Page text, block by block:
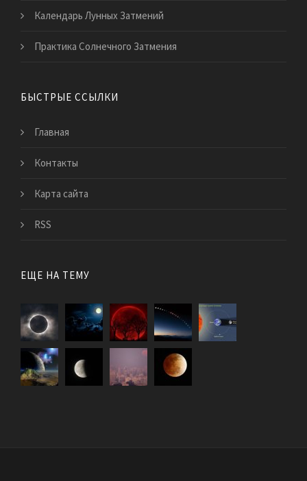
Календарь Лунных Затмений
Практика Солнечного Затмения
БЫСТРЫЕ ССЫЛКИ
Главная
Контакты
Карта сайта
RSS
ЕЩЕ НА ТЕМУ